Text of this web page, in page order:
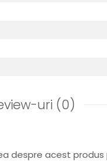
uri (0)
despre acest